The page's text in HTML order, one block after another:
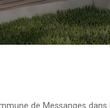
de Messanges dans